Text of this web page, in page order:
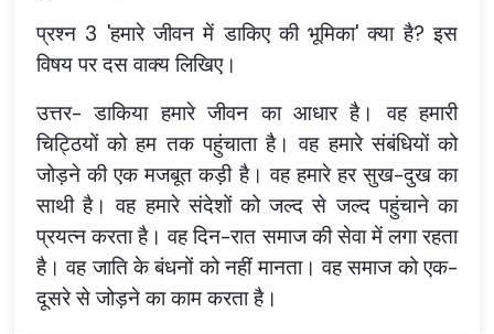
प्रश्न 3 'हमारे जीवन में डाकिए की भूमिका' क्या है? इस
विषय पर दस वाक्य लिखिए।
उत्तर- डाकिया हमारे जीवन का आधार है। वह हमारी
चिट्ठियों को हम तक पहुंचाता है। वह हमारे संबंधियों को
जोड़ने की एक मजबूत कड़ी है। वह हमारे हर सुख-दुख का
साथी है। वह हमारे संदेशों को जल्द से जल्द पहुंचाने का
प्रयत्न करता है। वह दिन-रात समाज की सेवा में लगा रहता
है। वह जाति के बंधनों को नहीं मानता। वह समाज को एक-
दूसरे से जोड़ने का काम करता है।